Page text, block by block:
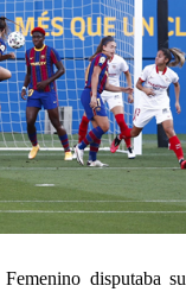
por Rafa
González
las ofertas más
disputaba su